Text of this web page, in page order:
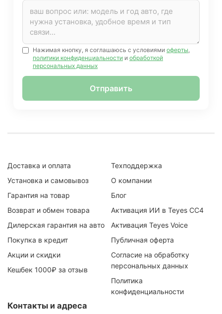
Нажимая кнопку, я соглашаюсь с условиями оферты
политики конфиденциальности и обработкой
персональных данных
Отправить
Доставка и оплата
Установка и самовывоз
Гарантия на товар
Возврат и обмен товара
Дилерская гарантия на авто
Покупка в кредит
Акции и скидки
Кешбек 1000₽ за отзыв
Техподдержка
О компании
Блог
Активация ИИ в Teyes CC4
Активация Teyes Voice
Публичная оферта
Согласие на обработку
персональных данных
Политика
конфиденциальности
Контакты и адреса